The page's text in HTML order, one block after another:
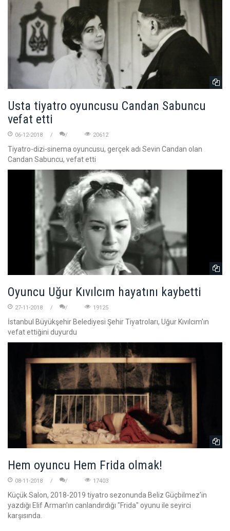
Usta tiyatro oyuncusu Candan Sabuncu
vefat etti
06-12-2018 20612
Tiyatro-dizi-sinema oyuncusu, gerçek adı Sevin Candan olan
Candan Sabuncu, vefat etti
Oyuncu Uğur Kıvılcım hayatını kaybetti
27-11-2018 19125
İstanbul Büyükşehir Belediyesi Şehir Tiyatroları, Uğur Kıvılcım'ın
vefat ettiğini duyurdu
Hem oyuncu Hem Frida olmak!
08-11-2018 17403
Küçük Salon, 2018-2019 tiyatro sezonunda Beliz Güçbilmez'in
yazdığı Elif Arman'ın canlandırdığı "Frida" oyunu ile seyirci
karşısında.